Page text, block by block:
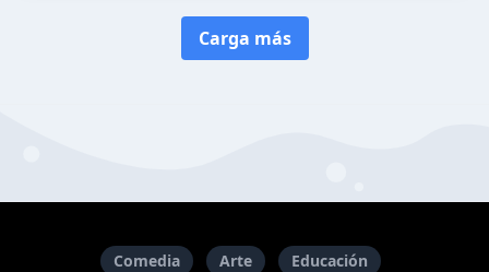
Carga más
Comedia Arte
Educación